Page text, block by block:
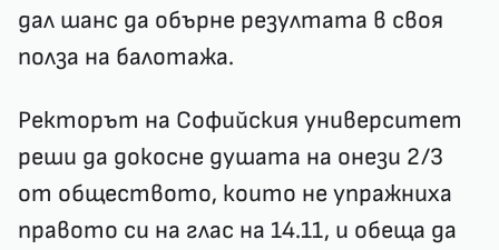
дал шанс да обърне резултата в своя
полза на балотажа.
Ректорът на Софийския университет
реши да докосне душата на онези 2/3
от обществото, които не упражниха
правото си на глас на 14.11, и обеща да